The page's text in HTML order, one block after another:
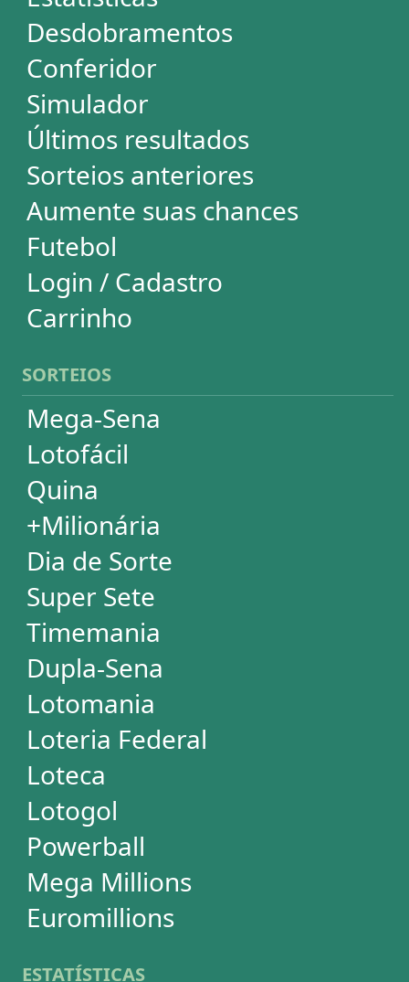
Mega-Sena
Lotofácil
Quina
+Milionária
Dia de Sorte
Super Sete
Timemania
Dupla-Sena
Lotomania
Loteria Federal
Lotogol
Powerball
Mega Millions
Euromillions
ESTATÍSTICAS
Mega-Sena
Lotofácil
Quina
+Milionária
Dia de Sorte
Super Sete
Timemania
Dupla-Sena
Lotomania
Powerball
Mega Millions
Euromillions
DESDOBRAMENTOS